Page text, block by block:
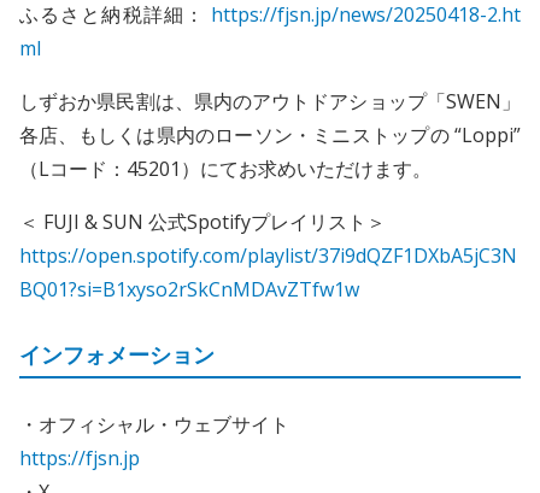
ふるさと納税詳細： https://fjsn.jp/news/20250418-2.ht
ml
しずおか県民割は、県内のアウトドアショップ「SWEN」
各店、もしくは県内のローソン・ミニストップの “Loppi”
（Lコード：45201）にてお求めいただけます。
＜ FUJI & SUN 公式Spotifyプレイリスト＞
https://open.spotify.com/playlist/37i9dQZF1DXbA5jC3N
BQ01?si=B1xyso2rSkCnMDAvZTfw1w
インフォメーション
・オフィシャル・ウェブサイト
https://fjsn.jp